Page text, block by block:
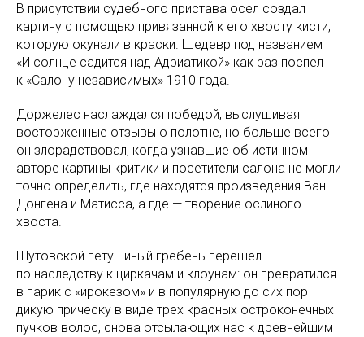
В присутствии судебного пристава осел создал
картину с помощью привязанной к его хвосту кисти,
которую окунали в краски. Шедевр под названием
«И солнце садится над Адриатикой» как раз поспел
к «Салону независимых» 1910 года.
Доржелес наслаждался победой, выслушивая
восторженные отзывы о полотне, но больше всего
он злорадствовал, когда узнавшие об истинном
авторе картины критики и посетители салона не могли
точно определить, где находятся произведения Ван
Донгена и Матисса, а где — творение ослиного
хвоста.
Шутовской петушиный гребень перешел
по наследству к циркачам и клоунам: он превратился
в парик с «ирокезом» и в популярную до сих пор
дикую прическу в виде трех красных остроконечных
пучков волос, снова отсылающих нас к древнейшим